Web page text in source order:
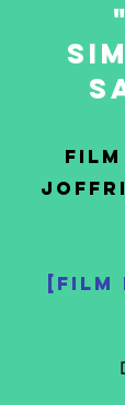
[FILM